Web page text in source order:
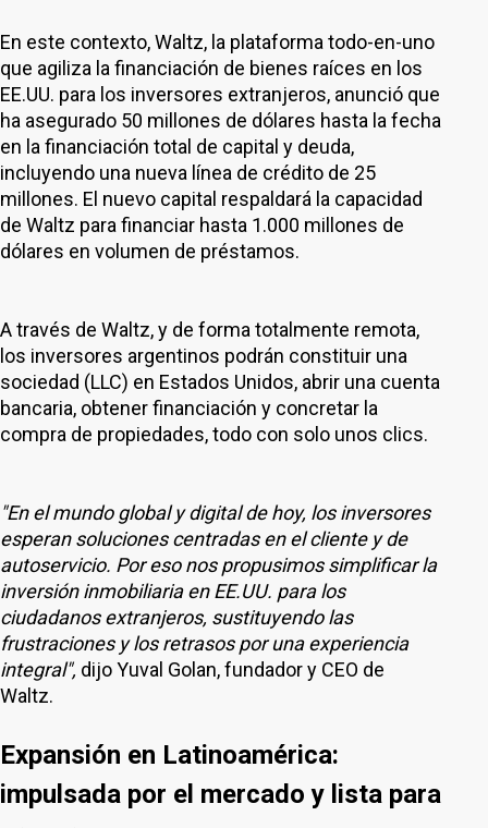
En este contexto, Waltz, la plataforma todo-en-uno
que agiliza la financiación de bienes raíces en los
EE.UU. para los inversores extranjeros, anunció que
ha asegurado 50 millones de dólares hasta la fecha
en la financiación total de capital y deuda,
incluyendo una nueva línea de crédito de 25
millones. El nuevo capital respaldará la capacidad
de Waltz para financiar hasta 1.000 millones de
dólares en volumen de préstamos.
A través de Waltz, y de forma totalmente remota,
los inversores argentinos podrán constituir una
sociedad (LLC) en Estados Unidos, abrir una cuenta
bancaria, obtener financiación y concretar la
compra de propiedades, todo con solo unos clics.
"En el mundo global y digital de hoy, los inversores
esperan soluciones centradas en el cliente y de
autoservicio. Por eso nos propusimos simplificar la
inversión inmobiliaria en EE.UU. para los
ciudadanos extranjeros, sustituyendo las
frustraciones y los retrasos por una experiencia
integral", dijo Yuval Golan, fundador y CEO de
Waltz.
Expansión en Latinoamérica:
impulsada por el mercado y lista para